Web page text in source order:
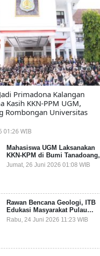
Primadona Kalangan
Kasih KKN-PPM UGM,
Rombongan Universitas
01:26 WIB
Mahasiswa UGM Laksanakan
KKN-KPM di Bumi Tanadoang,
Diminta Dukung Gemerlap dan
Beri Solusi pada Persoalan
Jumat, 26 Juni 2026 01:08 WIB
Rawan Bencana Geologi, ITB
Edukasi Masyarakat Pulau
Terluar Kepulauan Selayar
Terkait Mitigasi Berbasis
Rabu, 24 Juni 2026 11:23 WIB